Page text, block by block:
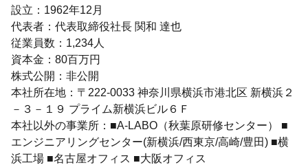
設立：1962年12月
代表者：代表取締役社長 関和 達也
従業員数：1,234人
資本金：80百万円
株式公開：非公開
本社所在地：〒222-0033 神奈川県横浜市港北区 新横浜２
－３－１９ プライム新横浜ビル６Ｆ
本社以外の事業所：■A-LABO（秋葉原研修センター） ■
エンジニアリングセンター(新横浜/西東京/高崎/豊田) ■横
浜工場 ■名古屋オフィス ■大阪オフィス